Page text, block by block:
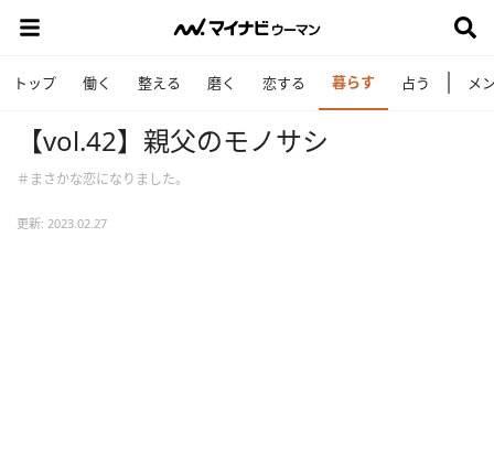
トップ 働く 整える 磨く 恋する 暮らす 占う メ
【vol.42】親父のモノサシ
＃まさかな恋になりました。
更新: 2023.02.27